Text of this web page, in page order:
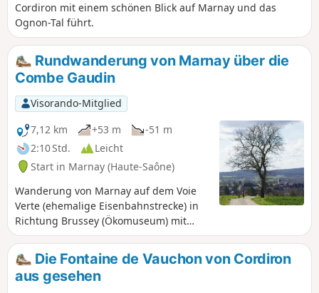
Cordiron mit einem schönen Blick auf Marnay und das
Ognon-Tal führt.
Rundwanderung von Marnay über die
Combe Gaudin
Visorando-Mitglied
7,12 km
+53 m
-51 m
2:10 Std.
Leicht
Start in Marnay (Haute-Saône)
Wanderung von Marnay auf dem Voie
Verte (ehemalige Eisenbahnstrecke) in
Richtung Brussey (Ökomuseum) mit
Rückkehr nach Marnay über die Combe
Gaudin.Die Fontaine de Vauchon von Cordiron
aus gesehen